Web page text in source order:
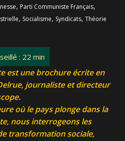
, Parti Communiste Français,
, Socialisme, Syndicats,Théorie
est une brochure écrite en
journaliste et directeur
où le pays plonge dans la
nous interrogeons les
transformation sociale,